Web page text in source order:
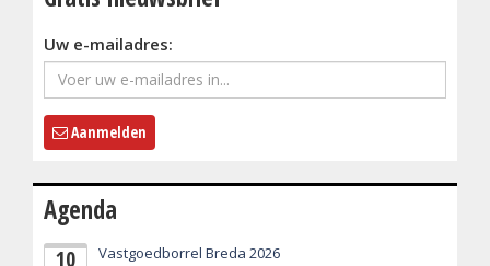
Uw e-mailadres:
Aanmelden
Agenda
10 Vastgoedborrel Breda 2026